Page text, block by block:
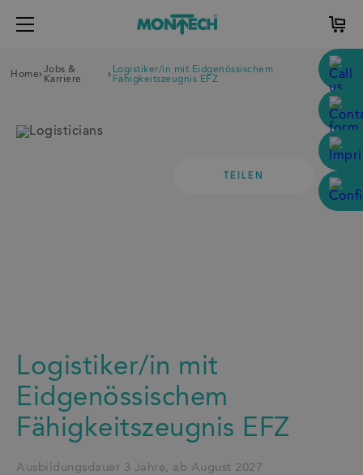
Home Jobs &
Karriere
Logistiker/in mit Eidgenössischem
Fähigkeitszeugnis EFZ
TEILEN
Logistiker/in mit
Eidgenössischem
Fähigkeitszeugnis EFZ
Ausbildungsdauer 3 Jahre, ab August 2027